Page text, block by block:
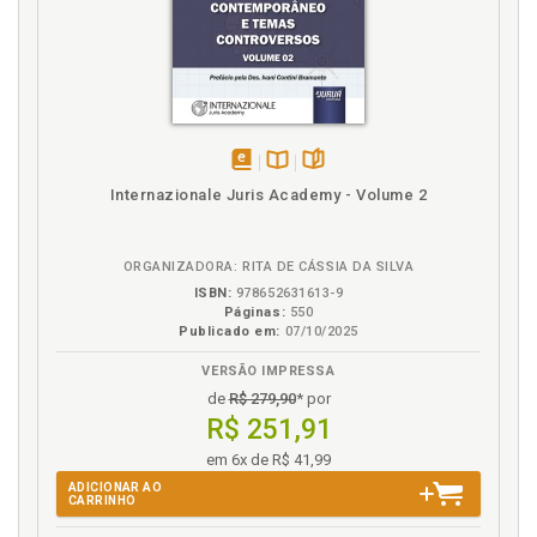
Dilemas da Argentina e do Brasil no Mercosul, p. 129
Fatores históricos da integração na América Latina,
Hegemonia. Conceito, p. 41
Integração na América Latina. Fatores históricos, p.
Interesse nacional. Conceito, p. 53
Internazionale Juris Academy - Volume 2
ORGANIZADORA: RITA DE CÁSSIA DA SILVA
ISBN: 978652631613-9
Páginas: 550
Publicado em: 07/10/2025
VERSÃO IMPRESSA
deR$ 279,90* por
R$ 251,91
em 6x de R$ 41,99
ADICIONAR AO
CARRINHO